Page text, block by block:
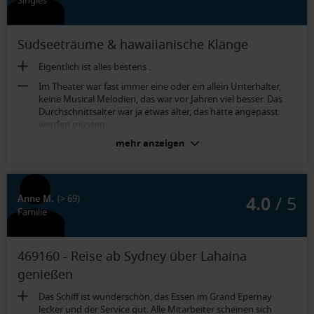
Südseeträume & hawaiianische Klänge
Eigentlich ist alles bestens .
Im Theater war fast immer eine oder ein allein Unterhalter,
keine Musical Melodien, das war vor Jahren viel besser. Das
Durchschnittsalter war ja etwas älter, das hätte angepasst
werden müssen.
mehr anzeigen
Anne M. (> 69)
Familie
4.0 / 5
469160 - Reise ab Sydney über Lahaina
genießen
Das Schiff ist wunderschön, das Essen im Grand Epernay
lecker und der Service gut. Alle Mitarbeiter scheinen sich